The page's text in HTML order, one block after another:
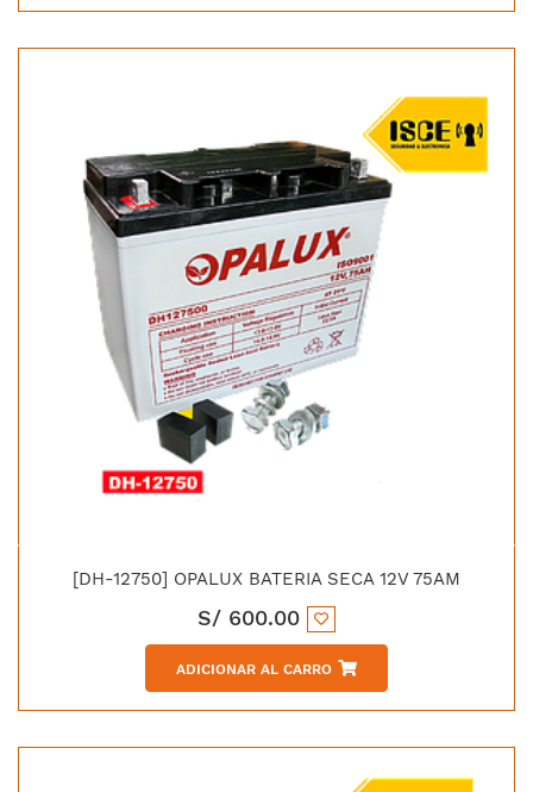
[DH-12750] OPALUX BATERIA SECA 12V 75AM
S/ 600.00
ADICIONAR AL CARRO